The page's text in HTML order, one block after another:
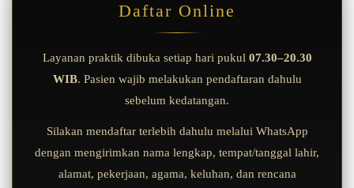
Daftar Online
Layanan praktik dibuka setiap hari pukul 07.30–20.30
WIB. Pasien wajib melakukan pendaftaran dahulu
sebelum kedatangan.
Silakan mendaftar terlebih dahulu melalui WhatsApp
dengan mengirimkan nama lengkap, tempat/tanggal lahir,
alamat, pekerjaan, agama, keluhan, dan rencana